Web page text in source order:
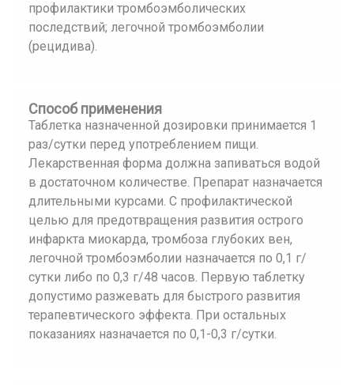
профилактики тромбоэмболических
последствий; легочной тромбоэмболии
(рецидива).
Способ применения
Таблетка назначенной дозировки принимается 1
раз/сутки перед употреблением пищи.
Лекарственная форма должна запиваться водой
в достаточном количестве. Препарат назначается
длительными курсами. С профилактической
целью для предотвращения развития острого
инфаркта миокарда, тромбоза глубоких вен,
легочной тромбоэмболии назначается по 0,1 г/
сутки либо по 0,3 г/48 часов. Первую таблетку
допустимо разжевать для быстрого развития
терапевтического эффекта. При остальных
показаниях назначается по 0,1-0,3 г/сутки.